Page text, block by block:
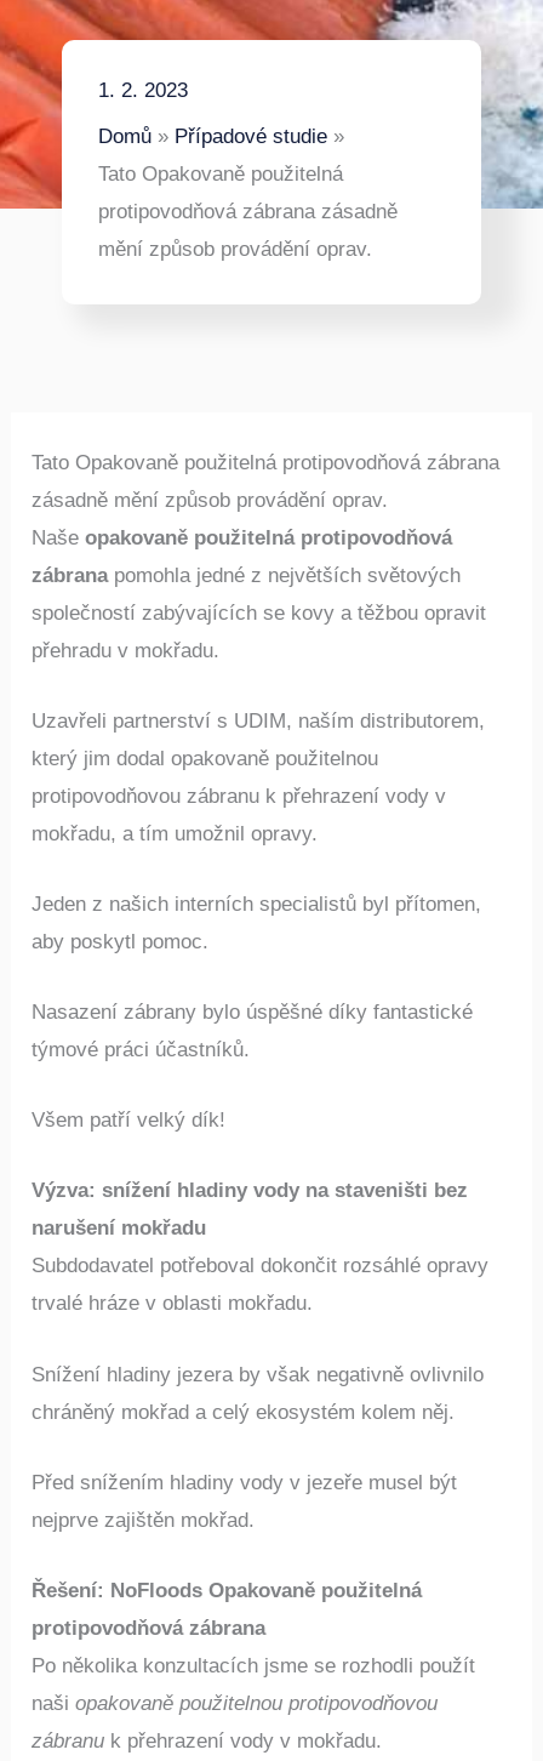
1. 2. 2023
Domů
Případové studie
Tato Opakovaně použitelná
protipovodňová zábrana zásadně
mění způsob provádění oprav.
Tato Opakovaně použitelná protipovodňová zábrana
zásadně mění způsob provádění oprav.
Našeopakovaně použitelná protipovodňová
zábranapomohla jedné z největších světových
společností zabývajících se kovy a těžbou opravit
přehradu v mokřadu.
Uzavřeli partnerství s UDIM, naším distributorem,
který jim dodal opakovaně použitelnou
protipovodňovou zábranu k přehrazení vody v
mokřadu, a tím umožnil opravy.
Jeden z našich interních specialistů byl přítomen,
aby poskytl pomoc.
Nasazení zábrany bylo úspěšné díky fantastické
týmové práci účastníků.
Všem patří velký dík!
Výzva: snížení hladiny vody na staveništi bez
narušení mokřadu
Subdodavatel potřeboval dokončit rozsáhlé opravy
trvalé hráze v oblasti mokřadu.
Snížení hladiny jezera by však negativně ovlivnilo
chráněný mokřad a celý ekosystém kolem něj.
Před snížením hladiny vody v jezeře musel být
nejprve zajištěn mokřad.
Řešení: NoFloods Opakovaně použitelná
protipovodňová zábrana
Po několika konzultacích jsme se rozhodli použít
našiopakovaně použitelnou protipovodňovou
zábranu k přehrazení vody v mokřadu.